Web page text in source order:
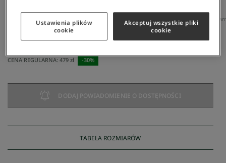
Mężczyzna / Akcesoria Czapki Zimowe Torby Torba Listonosza Lcst Męska
Lcst Męska Czarna Torba Listonoszka
335 zł
CENA REGULARNA: 479 zł -30%
DODAJ POWIADOMIENIE O DOSTĘPNOŚCI
TABELA ROZMIARÓW
Ustawienia plików
cookie
Akceptuj wszystkie pliki
cookie